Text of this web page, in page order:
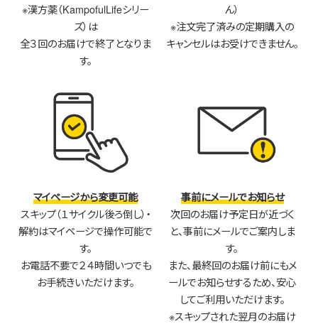
※漢方薬（KampofulLifeシリー
ズ）は
全３回のお届けで終了となりま
す。
ん）
※注文完了済みの定期購入の
キャンセルはお受けできません。
マイページから変更可能
スキップ（１サイクル後ろ倒し）・
解約はマイページで操作可能で
す。
お電話不要で２４時間いつでも
お手続きいただけます。
事前にメールでお知らせ
次回のお届け予定日が近づく
と、事前にメールでご案内しま
す。
また、最終回のお届け前にもメ
ールでお知らせするため、安心
してご利用いただけます。
※スキップされた翌月のお届け